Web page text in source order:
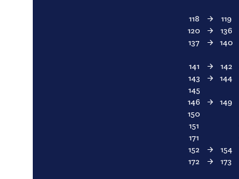
118
→ 119
120
→ 136
137
→ 140
141 → 142
143
→ 144
145
146
→ 149
150
151
171
152
→ 154
172
→ 173